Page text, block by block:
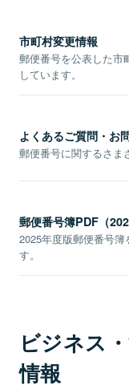
市町村変更情報
郵便番号を公表した市
しています。
よくあるご質問・お
郵便番号に関するさま
郵便番号簿PDF（
2025年度版郵便番号
す。
ビジネス
情報